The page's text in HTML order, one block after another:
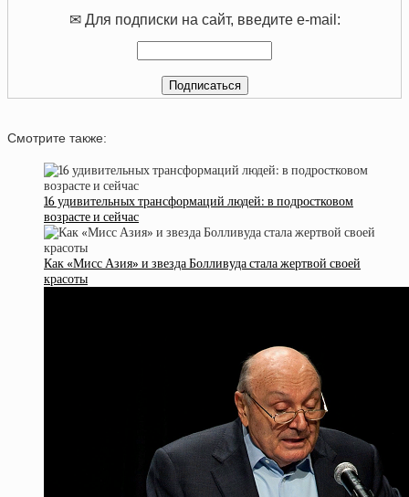
✉ Для подписки на сайт, введите e-mail:
Смотрите также:
16 удивительных трансформаций людей: в подростковом
возрасте и сейчас
Как «Мисс Азия» и звезда Болливуда стала жертвой своей
красоты